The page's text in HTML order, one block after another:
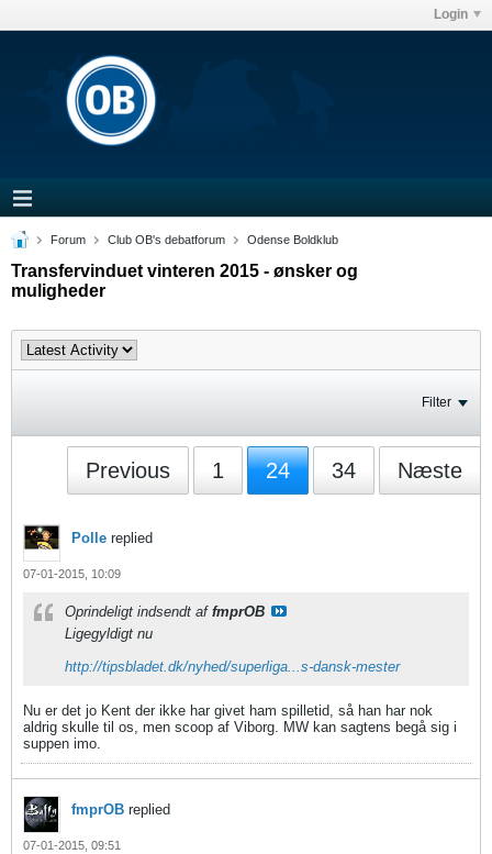
Login
Forum Club OB's debatforum Odense Boldklub
Transfervinduet vinteren 2015 - ønsker og
muligheder
Filter
Previous 1 24 34 Næste
Polle replied
07-01-2015, 10:09
Oprindeligt indsendt af fmprOB
Ligegyldigt nu
http://tipsbladet.dk/nyhed/superliga...s-dansk-mester
Nu er det jo Kent der ikke har givet ham spilletid, så han har nok
aldrig skulle til os, men scoop af Viborg. MW kan sagtens begå sig i
suppen imo.
fmprOB replied
07-01-2015, 09:51